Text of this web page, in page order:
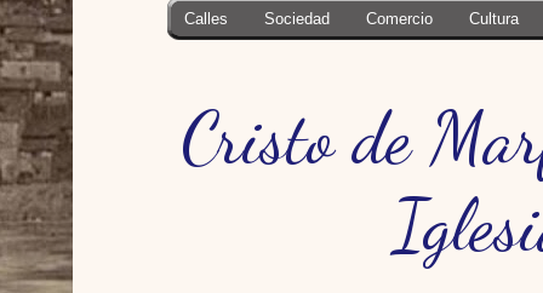
Calles Sociedad Comercio Cultura
Cristo de